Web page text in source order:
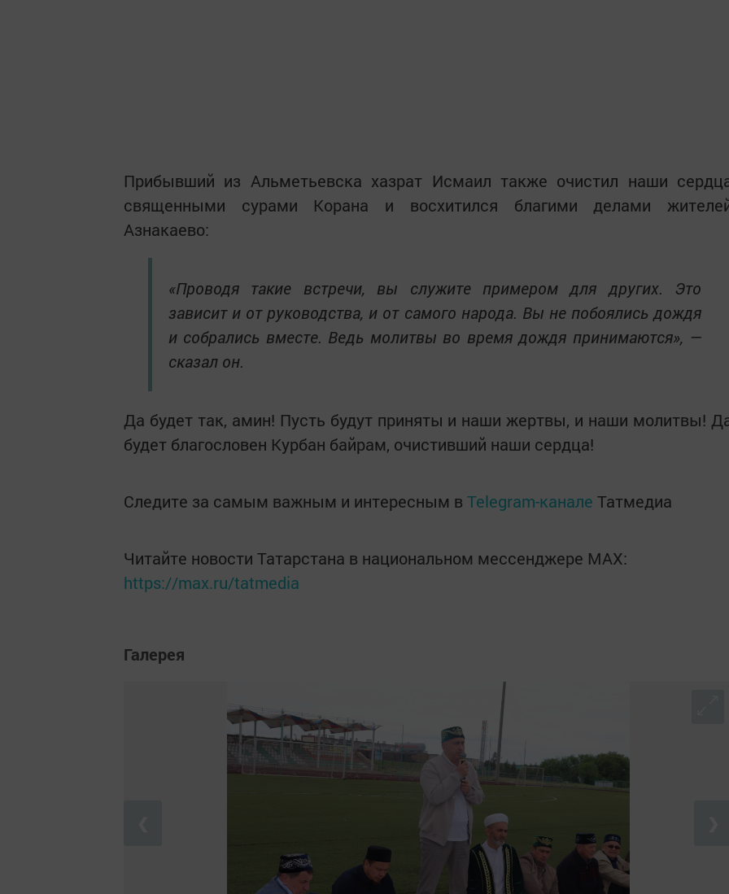
Прибывший из Альметьевска хазрат Исмаил также очистил наши
священными сурами Корана и восхитился благими делами
Азнакаево:
«Проводя такие встречи, вы служите примером для других. Это
зависит и от руководства, и от самого народа. Вы не побоялись дождя
и собрались вместе. Ведь молитвы во время дождя принимаются», —
сказал он.
Да будет так, амин! Пусть будут приняты и наши жертвы, и наши молитвы!
будет благословен Курбан байрам, очистивший наши сердца!
Следите за самым важным и интересным в Telegram-канале Татмедиа
Читайте новости Татарстана в национальном мессенджере MАХ:
https://max.ru/tatmedia
Галерея